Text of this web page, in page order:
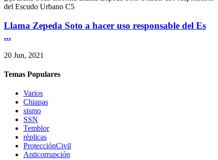
Llama Zepeda Soto a hacer uso responsable del Es
...
20 Jun, 2021
Temas Populares
Varios
Chiapas
sismo
SSN
Temblor
réplicas
ProtecciónCivil
Anticorrupción